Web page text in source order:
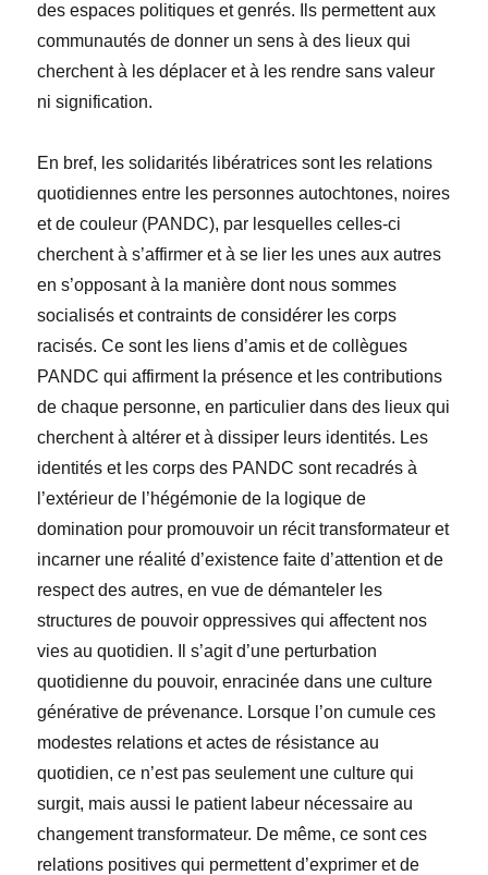
des espaces politiques et genrés. Ils permettent aux
communautés de donner un sens à des lieux qui
cherchent à les déplacer et à les rendre sans valeur
ni signification.
En bref, les solidarités libératrices sont les relations
quotidiennes entre les personnes autochtones, noires
et de couleur (PANDC), par lesquelles celles-ci
cherchent à s’affirmer et à se lier les unes aux autres
en s’opposant à la manière dont nous sommes
socialisés et contraints de considérer les corps
racisés. Ce sont les liens d’amis et de collègues
PANDC qui affirment la présence et les contributions
de chaque personne, en particulier dans des lieux qui
cherchent à altérer et à dissiper leurs identités. Les
identités et les corps des PANDC sont recadrés à
l’extérieur de l’hégémonie de la logique de
domination pour promouvoir un récit transformateur et
incarner une réalité d’existence faite d’attention et de
respect des autres, en vue de démanteler les
structures de pouvoir oppressives qui affectent nos
vies au quotidien. Il s’agit d’une perturbation
quotidienne du pouvoir, enracinée dans une culture
générative de prévenance. Lorsque l’on cumule ces
modestes relations et actes de résistance au
quotidien, ce n’est pas seulement une culture qui
surgit, mais aussi le patient labeur nécessaire au
changement transformateur. De même, ce sont ces
relations positives qui permettent d’exprimer et de